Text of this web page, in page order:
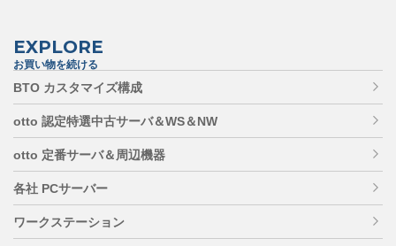
EXPLORE
お買い物を続ける
BTO カスタマイズ構成
otto 認定特選中古サーバ＆WS＆NW
otto 定番サーバ＆周辺機器
各社 PCサーバー
ワークステーション